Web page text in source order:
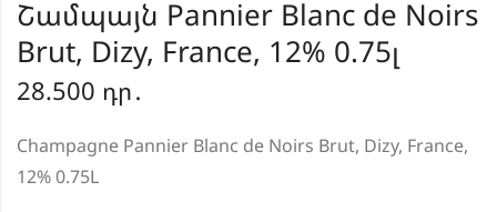
Շամպայն Pannier Blanc de Noirs
Brut, Dizy, France, 12% 0.75լ
28.500 դր․
Champagne Pannier Blanc de Noirs Brut, Dizy, France,
12% 0.75L